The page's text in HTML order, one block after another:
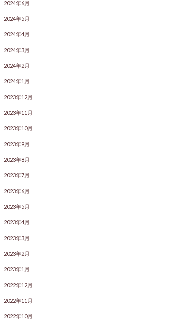
2024年6月
2024年5月
2024年4月
2024年3月
2024年2月
2024年1月
2023年12月
2023年11月
2023年10月
2023年9月
2023年8月
2023年7月
2023年6月
2023年5月
2023年4月
2023年3月
2023年2月
2023年1月
2022年12月
2022年11月
2022年10月